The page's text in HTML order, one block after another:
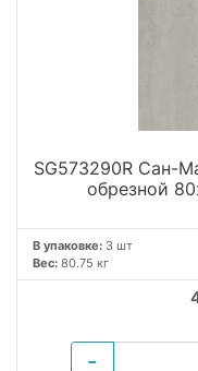
SG573290R Сан-
обрезной
В упаковке: 3 шт
Вес: 80.75 кг
−